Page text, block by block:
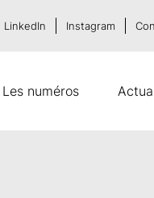
Les numéros
LinkedIn Instagram